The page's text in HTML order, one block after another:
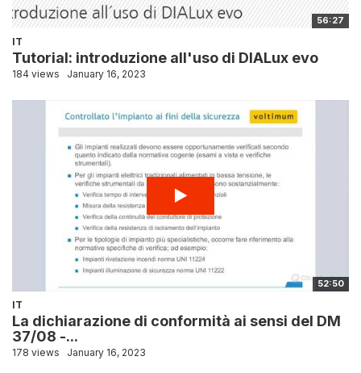
56:27
IT
Tutorial: introduzione all'uso di DIALux evo
184 views January 16, 2023
52:50
IT
La dichiarazione di conformità ai sensi del DM
37/08 -...
178 views January 16, 2023